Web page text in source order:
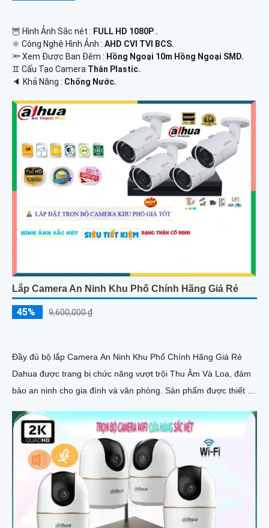
🦉 Hình Ảnh Sắc nét : FULL HD 1080P .
⚛️ Công Nghệ Hình Ảnh : AHD CVI TVI BCS.
🔦 Xem Được Ban Đêm : Hồng Ngoại 10m Hồng Ngoại SMD.
♊ Cấu Tạo Camera Thân Plastic.
️🔈 Khả Năng : Chống Nước.
Lắp Camera An Ninh Khu Phố Chính Hãng Giá Rẻ
45% 9,600,000 ₫
Đầy đủ bộ lắp Camera An Ninh Khu Phố Chính Hãng Giá Rẻ
Dahua được trang bị chức năng vượt trội Thu Âm Và Loa, đảm
bảo an ninh cho gia đình và văn phòng. Sản phẩm được thiết kế